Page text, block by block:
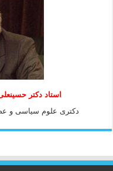
استاد دكتر حسينعلی
دكتری علوم سياسی و